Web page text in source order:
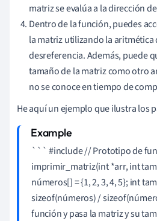
matriz se evalúa a la dirección
Dentro de la función, puedes
la matriz utilizando la aritmética
desreferencia. Además, puede
tamaño de la matriz como otro
no se conoce en tiempo de
He aquí un ejemplo que ilustra los
``` #include// Prototipo de
imprimir_matriz(int *arr, int
números[] = {1, 2, 3, 4, 5}; int
sizeof(números) /
función y pasa la matriz y su